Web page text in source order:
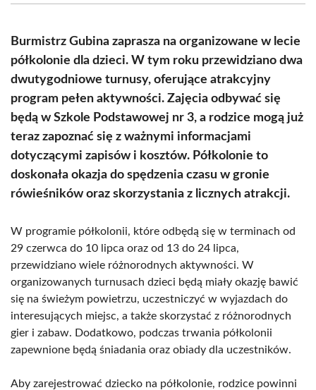
(Twitter)
Burmistrz Gubina zaprasza na organizowane w lecie
półkolonie dla dzieci. W tym roku przewidziano dwa
dwutygodniowe turnusy, oferujące atrakcyjny
program pełen aktywności. Zajęcia odbywać się
będą w Szkole Podstawowej nr 3, a rodzice mogą już
teraz zapoznać się z ważnymi informacjami
dotyczącymi zapisów i kosztów. Półkolonie to
doskonała okazja do spędzenia czasu w gronie
rówieśników oraz skorzystania z licznych atrakcji.
W programie półkolonii, które odbędą się w terminach od
29 czerwca do 10 lipca oraz od 13 do 24 lipca,
przewidziano wiele różnorodnych aktywności. W
organizowanych turnusach dzieci będą miały okazję bawić
się na świeżym powietrzu, uczestniczyć w wyjazdach do
interesujących miejsc, a także skorzystać z różnorodnych
gier i zabaw. Dodatkowo, podczas trwania półkolonii
zapewnione będą śniadania oraz obiady dla uczestników.
Aby zarejestrować dziecko na półkolonie, rodzice powinni